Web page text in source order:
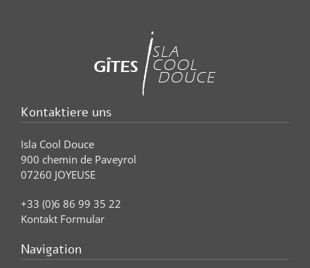
Kontaktiere uns
Isla Cool Douce
900 chemin de Paveyrol
07260 JOYEUSE
+33 (0)6 86 99 35 22
Kontakt Formular
Navigation